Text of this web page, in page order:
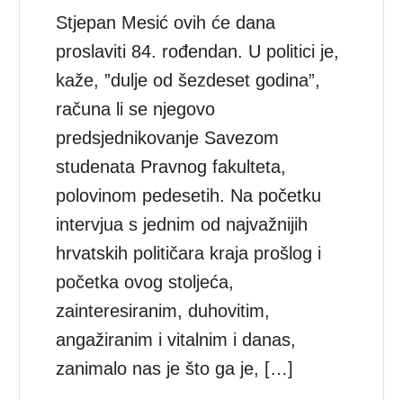
Stjepan Mesić ovih će dana
proslaviti 84. rođendan. U politici je,
kaže, ”dulje od šezdeset godina”,
računa li se njegovo
predsjednikovanje Savezom
studenata Pravnog fakulteta,
polovinom pedesetih. Na početku
intervjua s jednim od najvažnijih
hrvatskih političara kraja prošlog i
početka ovog stoljeća,
zainteresiranim, duhovitim,
angažiranim i vitalnim i danas,
zanimalo nas je što ga je, […]